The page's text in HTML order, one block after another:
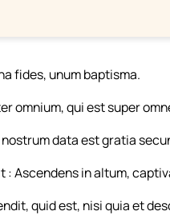
fides, unum baptisma.
omnium, qui est super
data est gratia
: Ascendens in altum,
quid est, nisi quia et